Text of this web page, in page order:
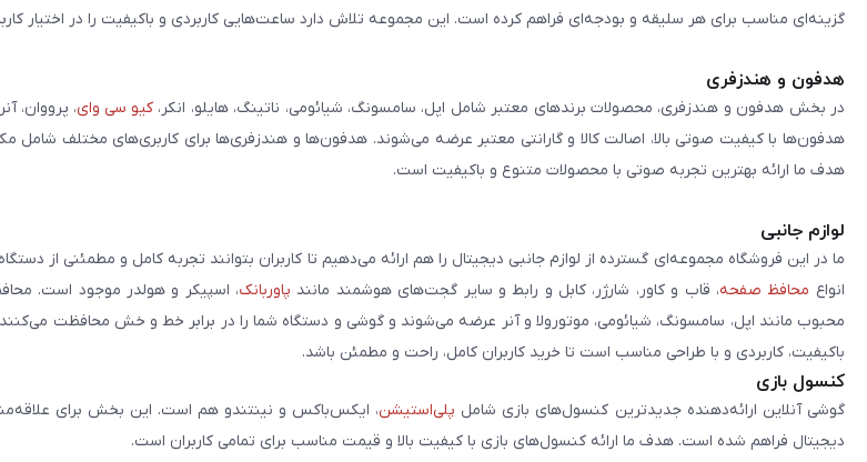
گزینه‌ای مناسب برای هر سلیقه و بودجه‌ای فراهم کرده است. این مجموعه تلاش دارد ساعت‌هایی کاربردی و باکیفیت را در اختیار
هدفون و هندزفری
در بخش هدفون و هندزفری، محصولات برندهای معتبر شامل اپل، سامسونگ، شیائومی، ناتینگ، هایلو، انکر، کیو سی وای، پرووان،
هدفون‌ها با کیفیت صوتی بالا، اصالت کالا و گارانتی معتبر عرضه می‌شوند. هدفون‌ها و هندزفری‌ها برای کاربری‌های مختلف شامل
هدف ما ارائه بهترین تجربه صوتی با محصولات متنوع و باکیفیت است.
لوازم جانبی
ما در این فروشگاه مجموعه‌ای گسترده از لوازم جانبی دیجیتال را هم ارائه می‌دهیم تا کاربران بتوانند تجربه کامل و مطمئنی از
انواع محافظ صفحه، قاب و کاور، شارژر، کابل و رابط و سایر گجت‌های هوشمند مانند پاوربانک، اسپیکر و هولدر موجود است.
محبوب مانند اپل، سامسونگ، شیائومی، موتورولا و آنر عرضه می‌شوند و گوشی و دستگاه شما را در برابر خط و خش محافظت
باکیفیت، کاربردی و با طراحی مناسب است تا خرید کاربران کامل، راحت و مطمئن باشد.
کنسول بازی
گوشی آنلاین ارائه‌دهنده جدیدترین کنسول‌های بازی شامل پلی‌استیشن، ایکس‌باکس و نینتندو هم است. این بخش برای
دیجیتال فراهم شده است. هدف ما ارائه کنسول‌های بازی با کیفیت بالا و قیمت مناسب برای تمامی کاربران است.